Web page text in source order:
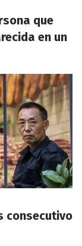
que
en un
consecutivo